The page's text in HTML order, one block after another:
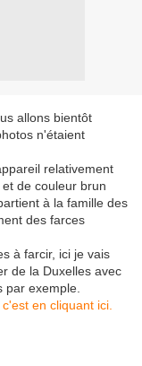
allons bientôt
n'étaient
relativement
de couleur brun
à la famille des
des farces
à farcir, ici je vais
de la Duxelles avec
exemple.
en cliquant ici.